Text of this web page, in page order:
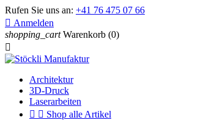
Rufen Sie uns an: +41 76 475 07 66
 Anmelden
shopping_cart Warenkorb (0)

Architektur
3D-Druck
Laserarbeiten
  Shop alle Artikel